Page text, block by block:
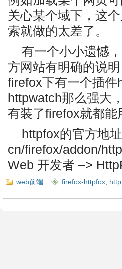
关心某个域下，这
索就做的太差了。
有一个小小遗憾
方网站有明确的说
firefox下有一个插
httpwatch那么强大
有装了firefox就都能
httpfox的官方地
cn/firefox/addon/
Web 开发者 –>
web前端 firefox-httpfox